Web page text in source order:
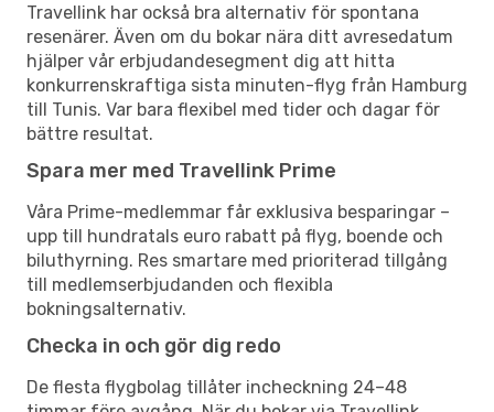
Travellink har också bra alternativ för spontana
resenärer. Även om du bokar nära ditt avresedatum
hjälper vår erbjudandesegment dig att hitta
konkurrenskraftiga sista minuten-flyg från Hamburg
till Tunis. Var bara flexibel med tider och dagar för
bättre resultat.
Spara mer med Travellink Prime
Våra Prime-medlemmar får exklusiva besparingar –
upp till hundratals euro rabatt på flyg, boende och
biluthyrning. Res smartare med prioriterad tillgång
till medlemserbjudanden och flexibla
bokningsalternativ.
Checka in och gör dig redo
De flesta flygbolag tillåter incheckning 24–48